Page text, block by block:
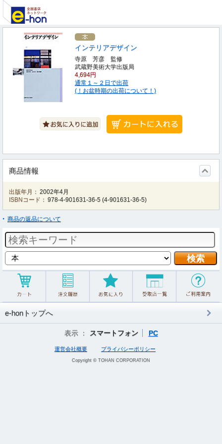
インテリアデザイン
寺原 芳彦 監修
武蔵野美術大学出版局
4,694円
通常１～２日で出荷
(！お盆時期の出荷について！)
商品情報
出版年月： 2002年4月
ISBNコード： 978-4-901631-36-5 (4-901631-36-5)
商品の返品について
e-honトップへ
表示 ： スマートフォン PC
運営会社概要 プライバシーポリシー
Copyright © TOHAN CORPORATION